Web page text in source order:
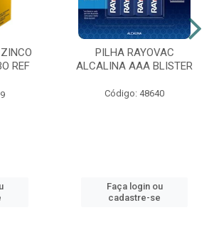
REF
PILHA RAYOVAC
ALCALINA AAA BLISTER
Código: 48640
Faça login ou
cadastre-se